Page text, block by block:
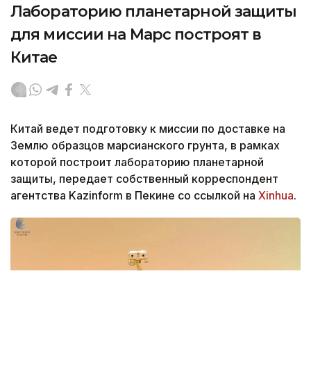
Лабораторию планетарной защиты
для миссии на Марс построят в
Китае
Китай ведет подготовку к миссии по доставке на
Землю образцов марсианского грунта, в рамках
которой построит лабораторию планетарной
защиты, передает собственный корреспондент
агентства Kazinform в Пекине со ссылкой на Xinhua.